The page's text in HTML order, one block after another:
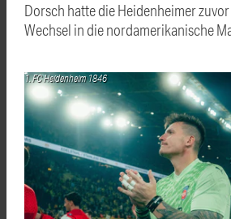
Dorsch hatte die Heidenheimer
Wechsel in die nordamerikanische
1. FC Heidenheim 1846